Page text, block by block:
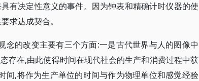
有决定性意义的事件。因为钟表和精确计时仪器的使
求达成契合。
念的改变主要有三个方面:一是古代世界与人的图像中
存在,由此使得时间在现代社会的生产和消费过程中获
间,将作为生产单位的时间与作为物理单位和感觉经验